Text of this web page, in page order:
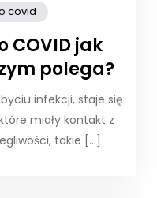
covid
COVID jak
polega?
infekcji, staje się
miały kontakt z
takie […]